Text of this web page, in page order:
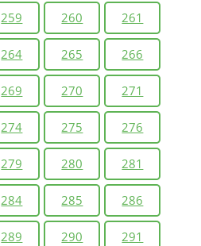
259 260 261
264 265 266
269 270 271
274 275 276
279 280 281
284 285 286
289 290 291